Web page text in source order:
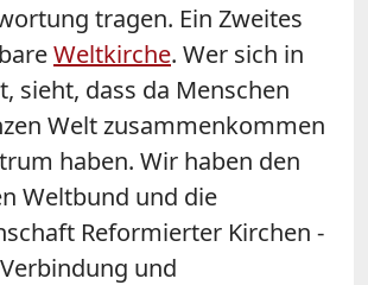
tragen. Ein Zweites
Weltkirche. Wer sich in
sieht, dass da Menschen
Welt zusammenkommen
haben. Wir haben den
Weltbund und die
Reformierter Kirchen -
und